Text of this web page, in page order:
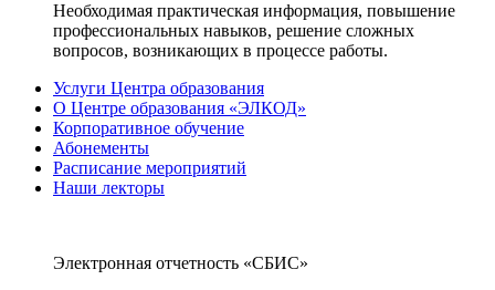
Необходимая практическая информация, повышение
профессиональных навыков, решение сложных
вопросов, возникающих в процессе работы.
Услуги Центра образования
О Центре образования «ЭЛКОД»
Корпоративное обучение
Абонементы
Расписание мероприятий
Наши лекторы
Электронная отчетность «СБИС»